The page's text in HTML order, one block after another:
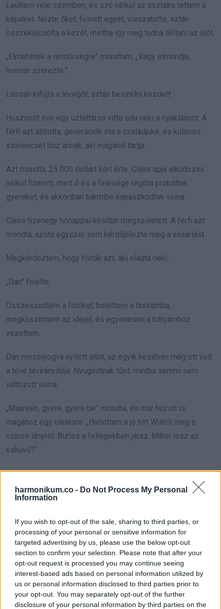
harmonikum.co - Do Not Process My Personal
Information
If you wish to opt-out of the sale, sharing to third parties, or
processing of your personal or sensitive information for
targeted advertising by us, please use the below opt-out
section to confirm your selection. Please note that after your
opt-out request is processed you may continue seeing
interest-based ads based on personal information utilized by
us or personal information disclosed to third parties prior to
your opt-out. You may separately opt-out of the further
disclosure of your personal information by third parties on the
Leültem vele szemben, és szó nélkül az asztalra tettem a
képeket. Nézte őket, felvett egyet, visszatette, aztán
összekulcsolta a kezét, mintha így meg tudná állítani az időt.
„Elmehetek a rendőrségre” mondtam. „Vagy elmondja,
honnan szerezte.”
Lassan kifújta a levegőt, aztán beszélni kezdett.
Huszonöt éve egy üzlettársa vitte oda neki a nyakláncot. A
férfi azt állította, generációk óta a családjuké, és különös
szerencsét hoz annak, aki magánál tartja.
Azt mondta, 25 000 dollárt kért érte. Claire apja alkudozás
nélkül fizetett, mert ő és a felesége régóta próbáltak
gyereket, és akkoriban bármibe kapaszkodtak volna.
Claire tizenegy hónappal később megszületett. A férfi azt
mondta, azóta egyszer sem kérdőjelezte meg a vásárlást.
Megkérdeztem, hogy hívták azt, aki eladta neki.
„Dan” felelte.
Összeszedtem a fotókat, betettem a táskámba,
megköszöntem az idejét, és egyenesen a bátyámhoz
vezettem.
Dan mosolyogva nyitott ajtót, az egyik kezében még ott volt
a tévé távirányítója. Nyugodtnak tűnt, mintha semmi nem
változott volna.
„Maureen, gyere, gyere be” mondta, és már húzott is
magához egy ölelésre. „Hallottam a jó hírt Willről meg a
csinos lányról. Biztos a fellegekben jársz. Mikor lesz az
esküvő?”
Hagytam beszélni. Bementem, leültem a konyhaasztalhoz,
és a tenyerem laposan rátettem a felületre.
elhalt a hangja.
„Mi a baj?” kérdezte, miközben kihúzta a széket velem
szemben.
„Kérdeznem kell valamit, Dan, és most az egyszer légy
őszinte.”